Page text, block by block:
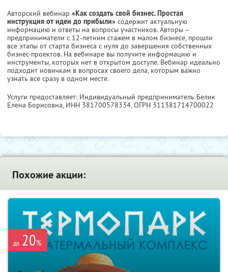
Авторский вебинар «Как создать свой бизнес. Простая
инструкция от идеи до прибыли» содержит актуальную
информацию и ответы на вопросы участников. Авторы –
предприниматели с 12-летним стажем в малом бизнесе, прошли
все этапы от старта бизнеса с нуля до завершения собственных
бизнес-проектов. На вебинаре вы получите информацию и
инструменты, которых нет в открытом доступе. Вебинар идеально
подходит новичкам в вопросах своего дела, которым важно
узнать все сразу в одном месте.
Услуги предоставляет: Индивидуальный предприниматель Белик
Елена Борисовна, ИНН 381700578334, ОГРН 311381714700022
Похожие акции:
до 20%